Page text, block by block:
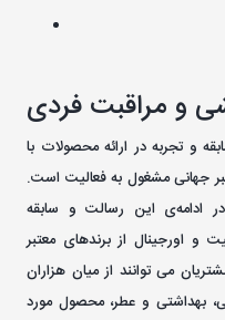
و مراقبت فردی
با بیش از 23 سال سابقه و تجربه در ارائه محصولات با
جهانی مشغول به فعاليت است.
ادامه‌ی اين رسالت و سابقه
و اورجينال از برندهای معتبر
می توانند از ميان هزاران
بهداشتی و عطر، محصول مورد